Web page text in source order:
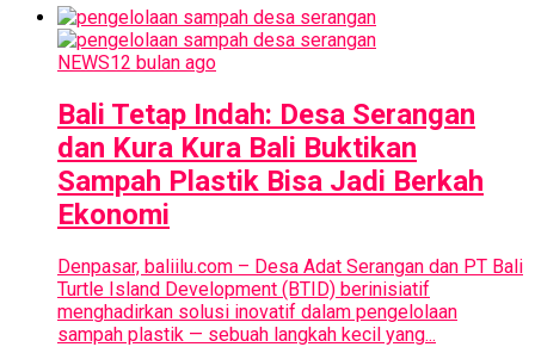
NEWS12 bulan ago
Bali Tetap Indah: Desa Serangan
dan Kura Kura Bali Buktikan
Sampah Plastik Bisa Jadi Berkah
Ekonomi
Denpasar, baliilu.com – Desa Adat Serangan dan PT Bali
Turtle Island Development (BTID) berinisiatif
menghadirkan solusi inovatif dalam pengelolaan
sampah plastik — sebuah langkah kecil yang...